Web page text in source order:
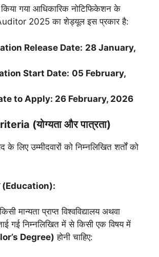
किया गया आधिकारिक नोटिफिकेशन के
2025 का शेड्यूल इस प्रकार है:
Release Date: 28 January,
Start Date: 05 February,
to Apply: 26 February, 2026
(योग्यता और पात्रता)
लिए उम्मीदवारों को निम्नलिखित शर्तों को
(Education):
मान्यता प्राप्त विश्वविद्यालय अथवा
गई निम्नलिखित में से किसी एक विषय में
Degree) होनी चाहिए: